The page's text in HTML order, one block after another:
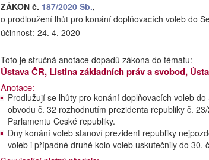
ZÁKON č. 187/2020 Sb.,
o prodloužení lhůt pro konání doplňovacích voleb do
účinnost: 24. 4. 2020
Toto je stručná anotace dopadů zákona do tématu:
Ústava ČR, Listina základních práv a svobod,
Anotace:
Prodlužují se lhůty pro konání doplňovacích voleb
obvodu č. 32 rozhodnutím prezidenta republiky č.
Parlamentu České republiky.
Dny konání voleb stanoví prezident republiky
voleb i případné druhé kolo voleb uskutečnily do 30.